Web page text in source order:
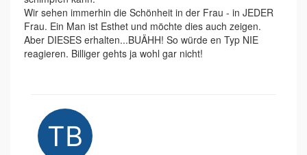
Wir sehen immerhin die Schönheit in der Frau - in JEDER
Frau. Ein Man ist Esthet und möchte dies auch zeigen.
Aber DIESES erhalten...BUÄHH! So würde en Typ NIE
reagieren. Billiger gehts ja wohl gar nicht!